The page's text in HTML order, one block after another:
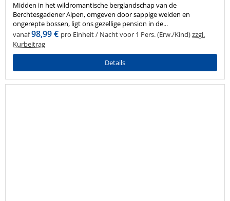
Midden in het wildromantische berglandschap van de
Berchtesgadener Alpen, omgeven door sappige weiden en
ongerepte bossen, ligt ons gezellige pension in de...
vanaf98,99 € pro Einheit / Nacht voor 1 Pers. (Erw./Kind)zzgl.
Kurbeitrag
Details